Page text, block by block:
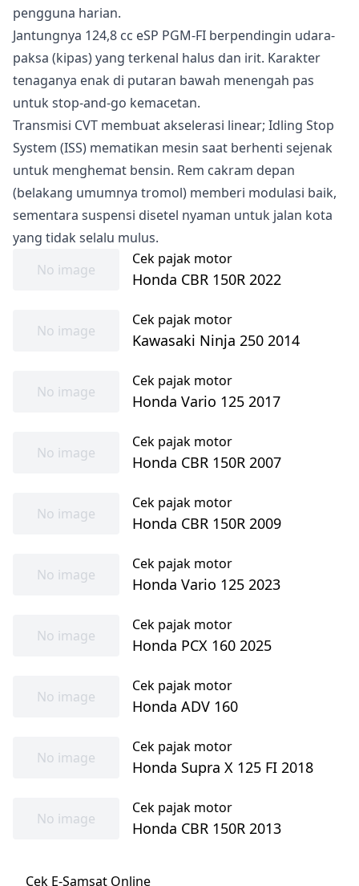
pengguna harian.
Jantungnya 124,8 cc eSP PGM-FI berpendingin udara-
paksa (kipas) yang terkenal halus dan irit. Karakter
tenaganya enak di putaran bawah menengah pas
untuk stop-and-go kemacetan.
Transmisi CVT membuat akselerasi linear; Idling Stop
System (ISS) mematikan mesin saat berhenti sejenak
untuk menghemat bensin. Rem cakram depan
(belakang umumnya tromol) memberi modulasi baik,
sementara suspensi disetel nyaman untuk jalan kota
yang tidak selalu mulus.
No image
Cek pajak motor
Honda CBR 150R 2022
No image
Cek pajak motor
Kawasaki Ninja 250 2014
No image
Cek pajak motor
Honda Vario 125 2017
No image
Cek pajak motor
Honda CBR 150R 2007
No image
Cek pajak motor
Honda CBR 150R 2009
No image
Cek pajak motor
Honda Vario 125 2023
No image
Cek pajak motor
Honda PCX 160 2025
No image
Cek pajak motor
Honda ADV 160
No image
Cek pajak motor
Honda Supra X 125 FI 2018
No image
Cek pajak motor
Honda CBR 150R 2013
Cek E-Samsat Online